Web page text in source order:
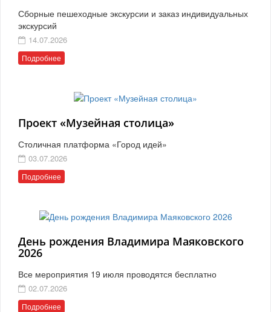
Сборные пешеходные экскурсии и заказ индивидуальных
экскурсий
14.07.2026
Подробнее
Проект «Музейная столица»
Столичная платформа «Город идей»
03.07.2026
Подробнее
День рождения Владимира Маяковского
2026
Все мероприятия 19 июля проводятся бесплатно
02.07.2026
Подробнее